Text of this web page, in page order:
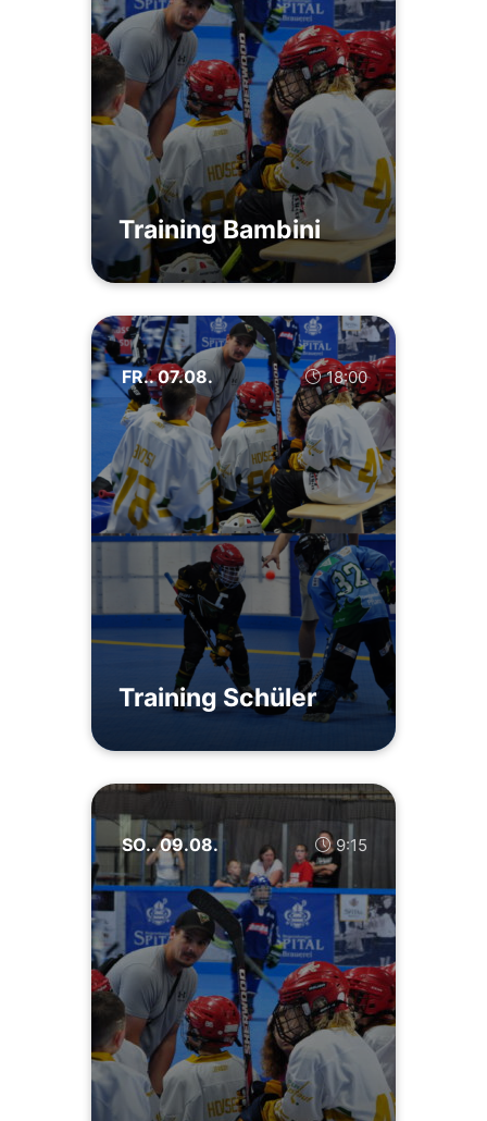
Training Bambini
FR.. 07.08. 18:00
Training Schüler
SO.. 09.08. 9:15